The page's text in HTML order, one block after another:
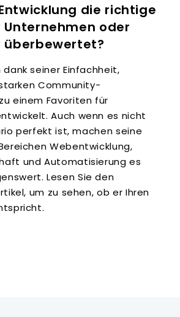
die richtige
Unternehmen oder
überbewertet?
seiner Einfachheit,
Community-
einem Favoriten für
Auch wenn es nicht
perfekt ist, machen seine
Webentwicklung,
und Automatisierung es
Lesen Sie den
um zu sehen, ob er Ihren